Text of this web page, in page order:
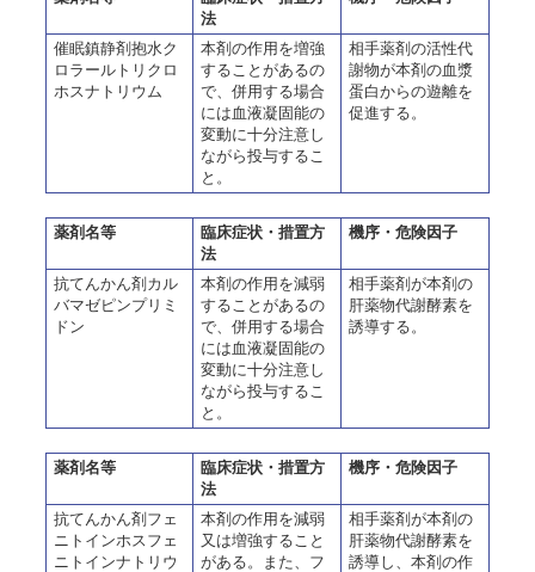
法
催眠鎮静剤抱水ク
ロラールトリクロ
ホスナトリウム
本剤の作用を増強
することがあるの
で、併用する場合
には血液凝固能の
変動に十分注意し
ながら投与するこ
と。
相手薬剤の活性代
謝物が本剤の血漿
蛋白からの遊離を
促進する。
薬剤名等
臨床症状・措置方
法
機序・危険因子
抗てんかん剤カル
バマゼピンプリミ
ドン
本剤の作用を減弱
することがあるの
で、併用する場合
には血液凝固能の
変動に十分注意し
ながら投与するこ
と。
相手薬剤が本剤の
肝薬物代謝酵素を
誘導する。
薬剤名等
臨床症状・措置方
法
機序・危険因子
抗てんかん剤フェ
ニトインホスフェ
ニトインナトリウ
本剤の作用を減弱
又は増強すること
がある。また、フ
相手薬剤が本剤の
肝薬物代謝酵素を
誘導し、本剤の作